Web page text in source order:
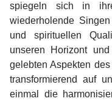
spiegeln sich in
wiederholende
und spirituellen
unseren Horizont
gelebten Aspekten
transformierend auf
einmal die